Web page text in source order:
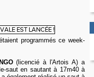
programmés ce week-
(licencié à l'Artois A) a
saut en sautant à 17m40 à